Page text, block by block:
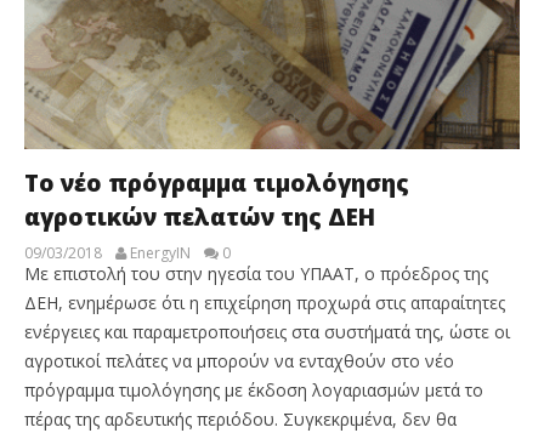
Το νέο πρόγραμμα τιμολόγησης
αγροτικών πελατών της ΔΕΗ
09/03/2018 EnergyIN 0
Mε επιστολή του στην ηγεσία του ΥΠΑΑΤ, o πρόεδρος της
ΔΕΗ, ενημέρωσε ότι η επιχείρηση προχωρά στις απαραίτητες
ενέργειες και παραμετροποιήσεις στα συστήματά της, ώστε οι
αγροτικοί πελάτες να μπορούν να ενταχθούν στο νέο
πρόγραμμα τιμολόγησης με έκδοση λογαριασμών μετά το
πέρας της αρδευτικής περιόδου. Συγκεκριμένα, δεν θα